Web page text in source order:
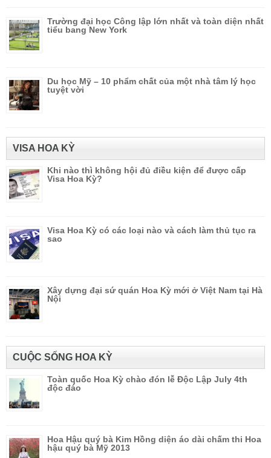
Trường đại học Công lập lớn nhất và toàn diện nhất
tiểu bang New York
Du học Mỹ – 10 phẩm chất của một nhà tâm lý học
tuyệt vời
VISA HOA KỲ
Khi nào thì không hội đủ điều kiện để được cấp
Visa Hoa Kỳ?
Visa Hoa Kỳ có các loại nào và cách làm thủ tục ra
sao
Xây dựng đại sứ quán Hoa Kỳ mới ở Việt Nam tại Hà
Nội
CUỘC SỐNG HOA KỲ
Toàn quốc Hoa Kỳ chào đón lễ Độc Lập July 4th
độc đáo
Hoa Hậu quý bà Kim Hồng diện áo dài chấm thi Hoa
hậu quý bà Mỹ 2013